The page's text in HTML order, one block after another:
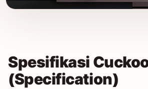
Spesifikasi
(Specification)